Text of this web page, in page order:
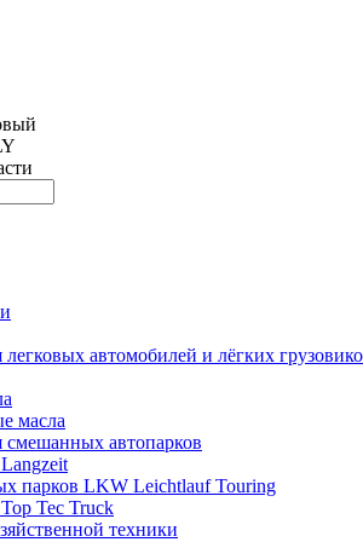
автомобилей и лёгких
масла
автопарков
парков LKW Leichtlauf Touring
Tec Truck
техники